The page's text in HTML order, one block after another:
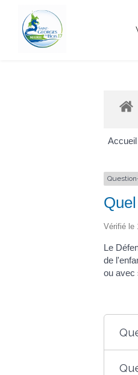
Vérifié le
Le
de
ou avec